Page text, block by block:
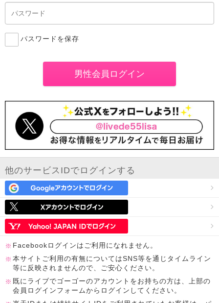
パスワードを保存
他のサービスIDでログインする
Facebookログインはご利用になれません。
本サイトご利用の有無についてはSNS等を通じタイムライン
等に反映されませんので、ご安心ください。
既にライブでゴーゴーのアカウントをお持ちの方は、上部の
会員ログインフォームからログインしてください。